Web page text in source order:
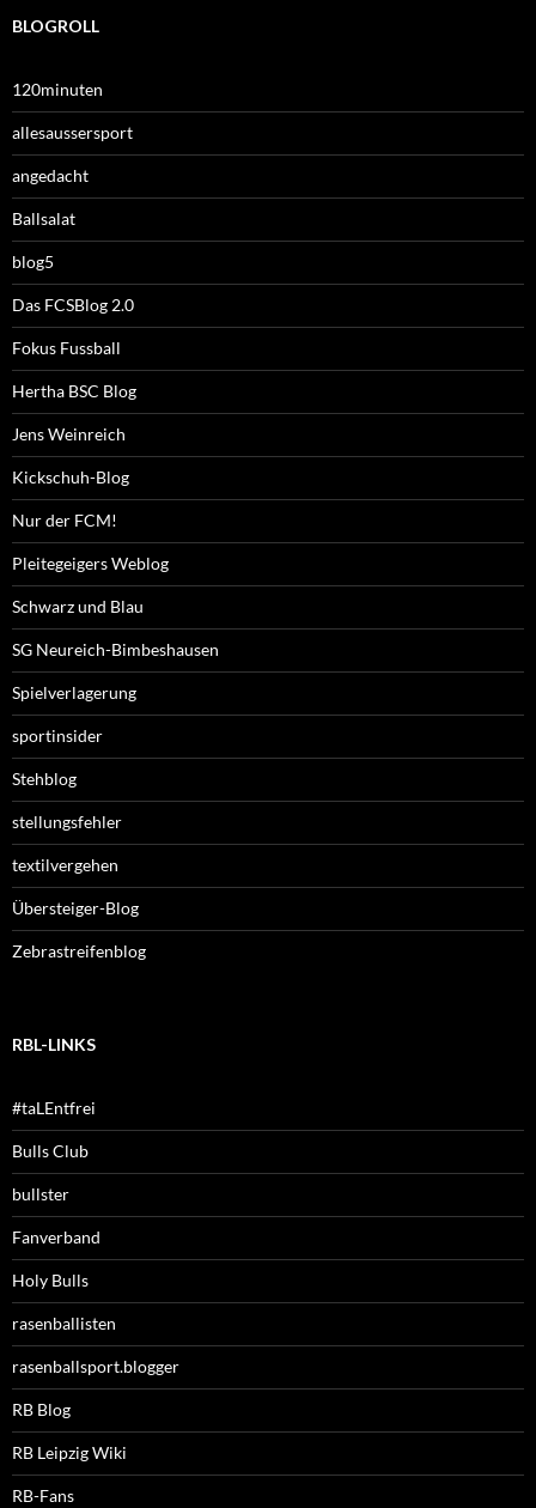
BLOGROLL
120minuten
allesaussersport
angedacht
Ballsalat
blog5
Das FCSBlog 2.0
Fokus Fussball
Hertha BSC Blog
Jens Weinreich
Kickschuh-Blog
Nur der FCM!
Pleitegeigers Weblog
Schwarz und Blau
SG Neureich-Bimbeshausen
Spielverlagerung
sportinsider
Stehblog
stellungsfehler
textilvergehen
Übersteiger-Blog
Zebrastreifenblog
RBL-LINKS
#taLEntfrei
Bulls Club
bullster
Fanverband
Holy Bulls
rasenballisten
rasenballsport.blogger
RB Blog
RB Leipzig Wiki
RB-Fans